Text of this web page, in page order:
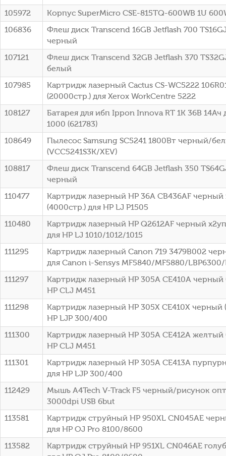
105972
Корпус SuperMicro CSE-815TQ-600WB 1U
106836
Флеш диск Transcend 16GB Jetflash 700
черный
107121
Флеш диск Transcend 32GB Jetflash 370
белый
107985
Картридж лазерный Cactus CS-WC5222
(20000стр.) для Xerox WorkCentre 5222
108127
Батарея для ибп Ippon Innova RT 1K 36В 14Ач
1000 (621783)
108649
Пылесос Samsung SC5241 1800Вт черный/
(VCC5241S3K/XEV)
108817
Флеш диск Transcend 64GB Jetflash 350
черный
110477
Картридж лазерный HP 36A CB436AF черный
(4000стр.) для HP LJ P1505
110480
Картридж лазерный HP Q2612AF черный
для HP LJ 1010/1012/1015
111295
Картридж лазерный Canon 719 3479B002
для Canon i-Sensys MF5840/MF5880/
111297
Картридж лазерный HP 305A CE410A черный
HP CLJ M451
111298
Картридж лазерный HP 305X CE410X черный
HP LJP 300/400
111300
Картридж лазерный HP 305A CE412A желтый
HP CLJ M451
111301
Картридж лазерный HP 305A CE413A
для HP LJP 300/400
112429
Мышь A4Tech V-Track F5 черный/рисунок
3000dpi USB 6but
113581
Картридж струйный HP 950XL CN045AE
для HP OJ Pro 8100/8600
113582
Картридж струйный HP 951XL CN046AE